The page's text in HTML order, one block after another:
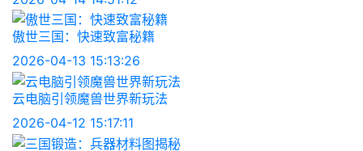
傲世三国：快速致富秘籍
2026-04-13 15:13:26
云电脑引领魔兽世界新玩法
2026-04-12 15:17:11